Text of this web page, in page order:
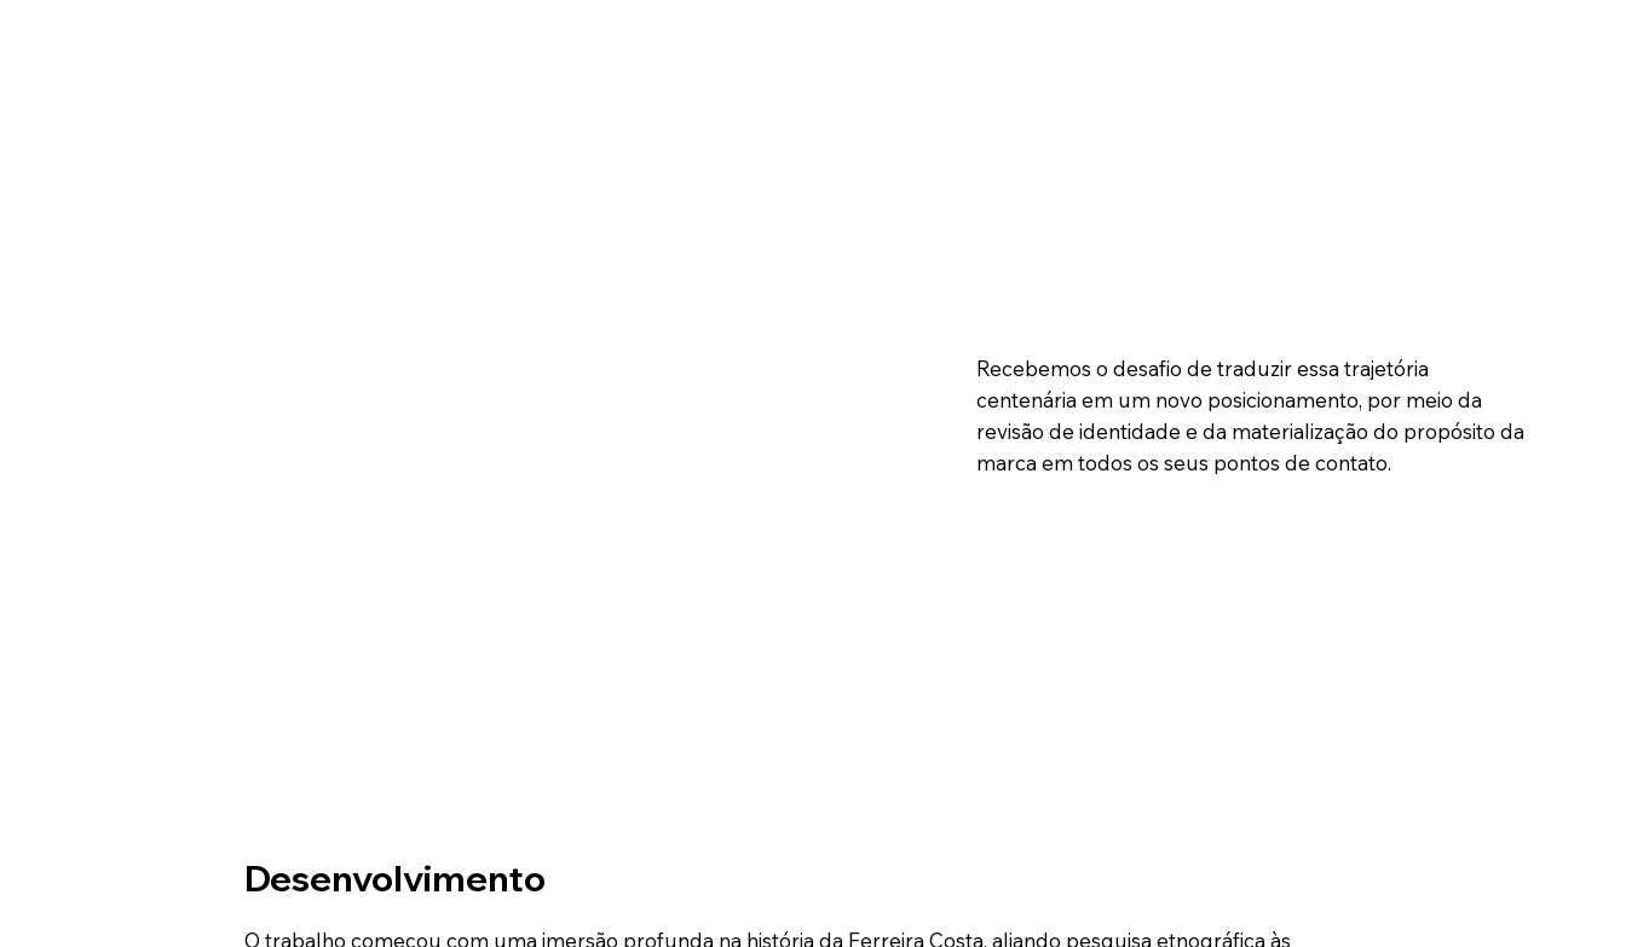
Recebemos o desafio de traduzir essa trajetória
centenária em um novo posicionamento, por meio da
revisão de identidade e da materialização do propósito da
marca em todos os seus pontos de contato.
Desenvolvimento
O trabalho começou com uma imersão profunda na história da Ferreira Costa, aliando pesquisa etnográfica às